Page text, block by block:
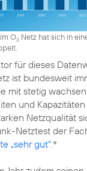
O2 Netz hat sich in
für dieses
ist bundesweit
mit stetig
und Kapazitäten
Netzqualität
Netztest der
„sehr gut“.*